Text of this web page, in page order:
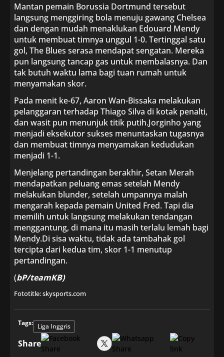
Mantan pemain Borussia Dortmund tersebut
langsung menggiring bola menuju gawang Chelsea
dan dengan mudah menaklukan Edouard Mendy
untuk membuat timnya unggul 1-0. Tertinggal satu
gol, The Blues serasa mendapat sengatan. Mereka
pun langsung tancap gas untuk membalasnya. Dan
tak butuh waktu lama bagi tuan rumah untuk
menyamakan skor.
Pada menit ke-67, Aaron Wan-Bissaka melakukan
pelanggaran terhadap Thiago Silva di kotak penalti,
dan wasit pun menunjuk titik putih.Jorginho yang
menjadi eksekutor sukses menuntaskan tugasnya
dan membuat timnya menyamakan kedudukan
menjadi 1-1.
Menjelang pertandingan berakhir, Setan Merah
mendapatkan peluang emas setelah Mendy
melakukan blunder, setelah umpannya malah
mengarah kepada pemain United Fred. Tapi dia
memilih untuk langsung melakukan tendangan
menggantung, di mana itu masih terlalu lemah bagi
Mendy.Di sisa waktu, tidak ada tambahak gol
tercipta dari kedua tim, skor 1-1 menutup
pertandingan.
(bP/teamKB)
Fototitle: skysports.com
Tags: Liga Inggris
Share